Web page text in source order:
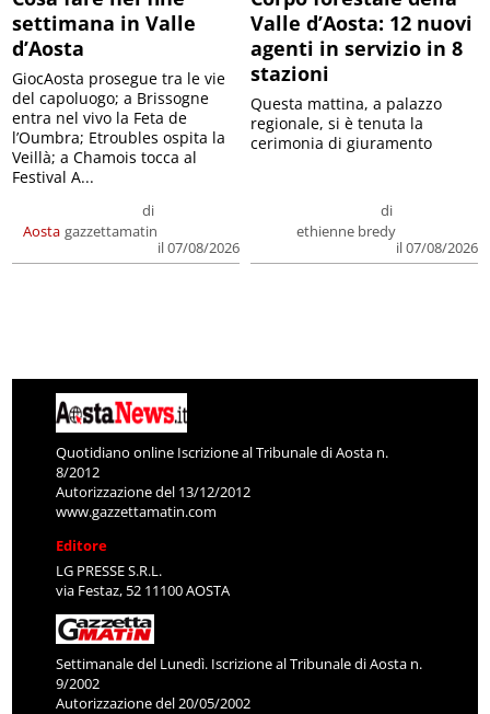
settimana in Valle
d’Aosta
Aosta
di
gazzettamatin
il 07/08/2026
GiocAosta prosegue tra le vie
del capoluogo; a Brissogne
entra nel vivo la Feta de
l’Oumbra; Etroubles ospita la
Veillà; a Chamois tocca al
Festival A...
Valle d’Aosta: 12 nuovi
agenti in servizio in 8
stazioni
di
ethienne bredy
il 07/08/2026
Questa mattina, a palazzo
regionale, si è tenuta la
cerimonia di giuramento
Quotidiano online Iscrizione al Tribunale di Aosta n.
8/2012
Autorizzazione del 13/12/2012
www.gazzettamatin.com
Editore
LG PRESSE S.R.L.
via Festaz, 52 11100 AOSTA
Settimanale del Lunedì. Iscrizione al Tribunale di Aosta n.
9/2002
Autorizzazione del 20/05/2002